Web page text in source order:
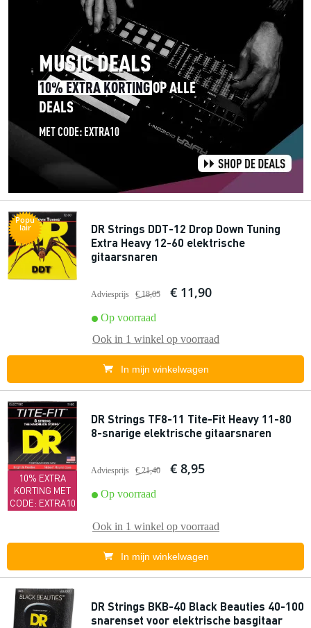
Popu
lair
DR Strings DDT-12 Drop Down Tuning
Extra Heavy 12-60 elektrische
gitaarsnaren
Adviesprijs € 18,05 € 11,90
Op voorraad
Ook in 1 winkel op voorraad
In mijn winkelwagen
10% EXTRA
KORTING MET
CODE: EXTRA10
DR Strings TF8-11 Tite-Fit Heavy 11-80
8-snarige elektrische gitaarsnaren
Adviesprijs € 21,40 € 8,95
Op voorraad
Ook in 1 winkel op voorraad
In mijn winkelwagen
DR Strings BKB-40 Black Beauties 40-100
snarenset voor elektrische basgitaar